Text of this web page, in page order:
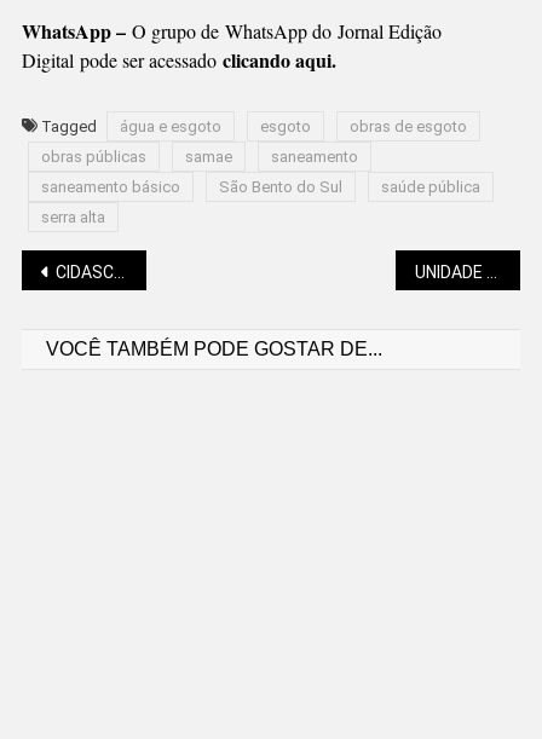
WhatsApp – O grupo de WhatsApp do Jornal Edição
Digital pode ser acessado clicando aqui.
Tagged água e esgoto esgoto
obras de esgoto
obras públicas
samae
saneamento
saneamento básico
São Bento do Sul
saúde pública
serra alta
Navegação
CIDASC ABRE CONSULTA PÚBLICA SOBRE PESTICIDAS UNIDADE MÓVEL DE ULTRASSONOGRAFIA VOLTA A ATENDER
VOCÊ TAMBÉM PODE GOSTAR DE...